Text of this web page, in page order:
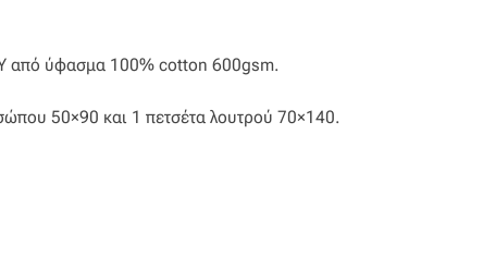
από ύφασμα 100% cotton 600gsm.
50×90 και 1 πετσέτα λουτρού 70×140.